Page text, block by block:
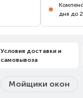
дня до
Условия доставки и
самовывоза
Мойщики окон